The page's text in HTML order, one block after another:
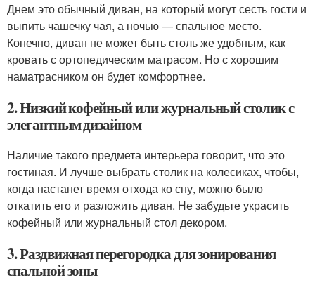
Днем это обычный диван, на который могут сесть гости и
выпить чашечку чая, а ночью — спальное место.
Конечно, диван не может быть столь же удобным, как
кровать с ортопедическим матрасом. Но с хорошим
наматрасником он будет комфортнее.
2. Низкий кофейный или журнальный столик с
элегантным дизайном
Наличие такого предмета интерьера говорит, что это
гостиная. И лучше выбрать столик на колесиках, чтобы,
когда настанет время отхода ко сну, можно было
откатить его и разложить диван. Не забудьте украсить
кофейный или журнальный стол декором.
3. Раздвижная перегородка для зонирования
спальной зоны